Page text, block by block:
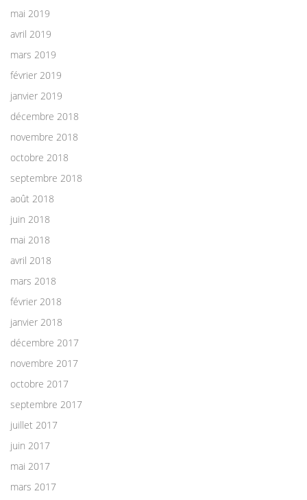
mai 2019
avril 2019
mars 2019
février 2019
janvier 2019
décembre 2018
novembre 2018
octobre 2018
septembre 2018
août 2018
juin 2018
mai 2018
avril 2018
mars 2018
février 2018
janvier 2018
décembre 2017
novembre 2017
octobre 2017
septembre 2017
juillet 2017
juin 2017
mai 2017
mars 2017